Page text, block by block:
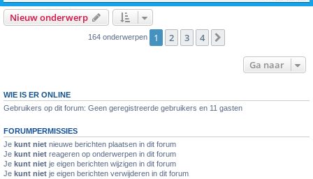
Nieuw onderwerp
164 onderwerpen 1 2 3 4
Ga naar
WIE IS ER ONLINE
Gebruikers op dit forum: Geen geregistreerde gebruikers en 11 gasten
FORUMPERMISSIES
Je kunt niet nieuwe berichten plaatsen in dit forum
Je kunt niet reageren op onderwerpen in dit forum
Je kunt niet je eigen berichten wijzigen in dit forum
Je kunt niet je eigen berichten verwijderen in dit forum